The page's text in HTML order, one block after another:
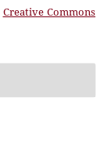
Creative Commons